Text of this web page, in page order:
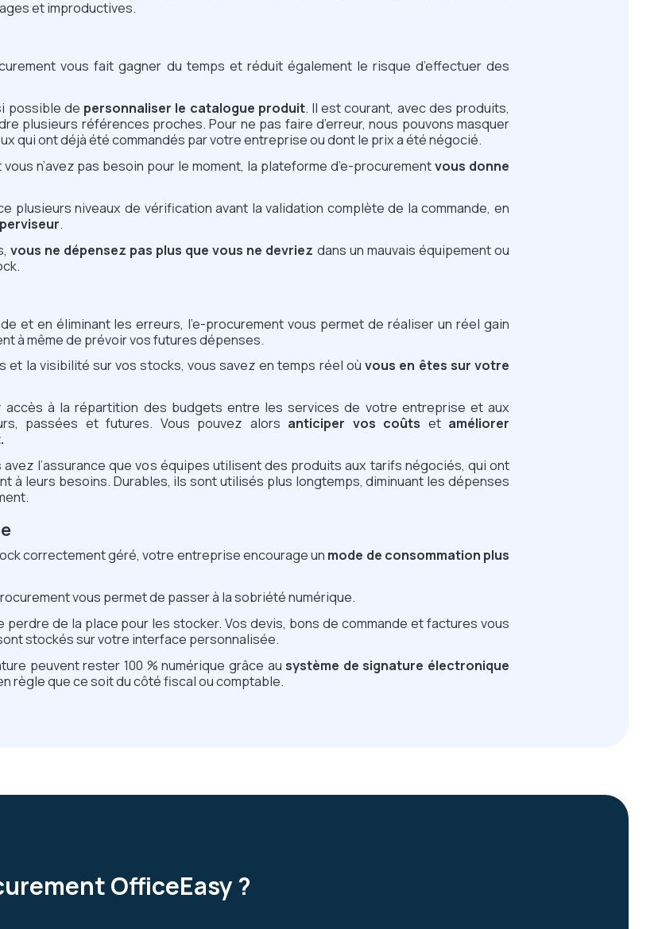
et improductives.
vous fait gagner du temps et réduit également le risque d’effectuer des
possible de personnaliser le catalogue produit. Il est courant, avec des produits,
plusieurs références proches. Pour ne pas faire d’erreur, nous pouvons masquer
qui ont déjà été commandés par votre entreprise ou dont le prix a été négocié.
n’avez pas besoin pour le moment, la plateforme d’e-procurementvous donne
plusieurs niveaux de vérification avant la validation complète de la commande, en
.
vous ne dépensez pas plus que vous ne devriez dans un mauvais équipement ou
et en éliminant les erreurs, l’e-procurement vous permet de réaliser un réel gain
à même de prévoir vos futures dépenses.
et la visibilité sur vos stocks, vous savez en temps réel oùvous en êtes sur votre
accès à la répartition des budgets entre les services de votre entreprise et aux
passées et futures. Vous pouvez alors anticiper vos coûts et améliorer
l’assurance que vos équipes utilisent des produits aux tarifs négociés, qui ont
à leurs besoins. Durables, ils sont utilisés plus longtemps, diminuant les dépenses
correctement géré, votre entreprise encourage un mode de consommation plus
vous permet de passer à la sobriété numérique.
perdre de la place pour les stocker. Vos devis, bons de commande et factures vous
stockés sur votre interface personnalisée.
peuvent rester 100 % numérique grâce ausystème de signature électronique
règle que ce soit du côté fiscal ou comptable.
OfficeEasy ?